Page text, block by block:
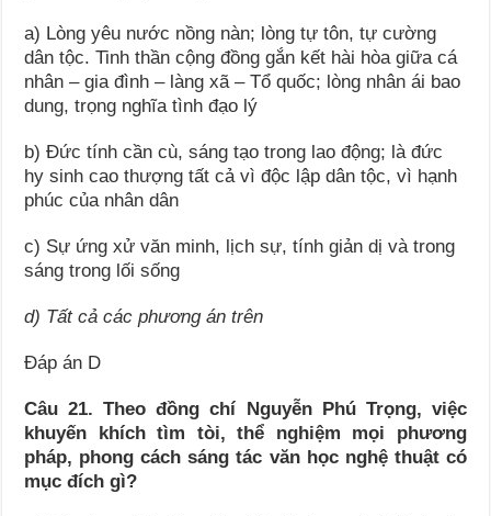
a) Lòng yêu nước nồng nàn; lòng tự tôn, tự cường
dân tộc. Tinh thần cộng đồng gắn kết hài hòa giữa cá
nhân – gia đình – làng xã – Tổ quốc; lòng nhân ái bao
dung, trọng nghĩa tình đạo lý
b) Đức tính cần cù, sáng tạo trong lao động; là đức
hy sinh cao thượng tất cả vì độc lập dân tộc, vì hạnh
phúc của nhân dân
c) Sự ứng xử văn minh, lịch sự, tính giản dị và trong
sáng trong lối sống
d) Tất cả các phương án trên
Đáp án D
Câu 21. Theo đồng chí Nguyễn Phú Trọng, việc
khuyến khích tìm tòi, thể nghiệm mọi phương
pháp, phong cách sáng tác văn học nghệ thuật có
mục đích gì?